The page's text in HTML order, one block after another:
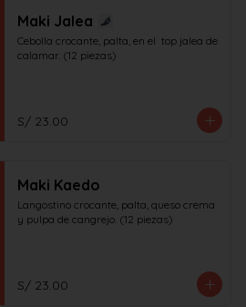
Maki Jalea
Cebolla crocante, palta, en el  top jalea de
calamar. (12 piezas)
S/ 23.00
Maki Kaedo
Langostino crocante, palta, queso crema
y pulpa de cangrejo. (12 piezas)
S/ 23.00